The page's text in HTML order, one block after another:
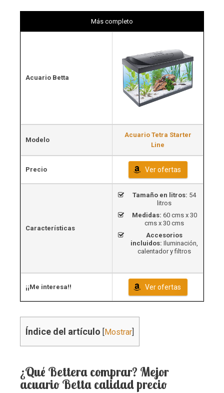
Más completo
Acuario Betta
Modelo
Acuario Tetra Starter
Line
Precio Ver ofertas
Características
Tamaño en litros: 54
litros
Medidas: 60 cms x 30
cms x 30 cms
Accesorios
incluidos: Iluminación,
calentador y filtros
¡¡Me interesa!! Ver ofertas
Índice del artículo [Mostrar]
¿Qué Bettera comprar? Mejor
acuario Betta calidad precio